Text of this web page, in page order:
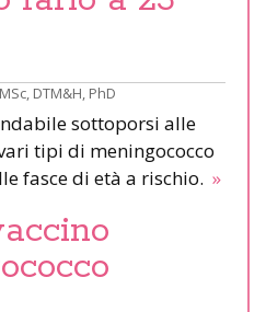
DTM&H, PhD
sottoporsi alle
tipi di meningococco
fasce di età a rischio. »